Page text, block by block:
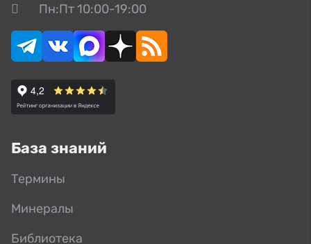
Пн:Пт 10:00-19:00
База знаний
Термины
Минералы
Библиотека